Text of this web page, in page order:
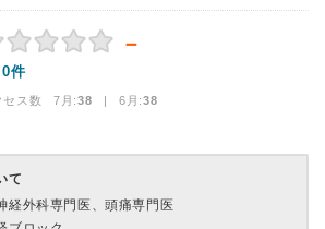
－
0件
セス数 7月:38 | 6月:38
て
経外科専門医、頭痛専門医